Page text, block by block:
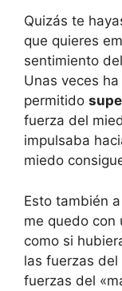
Quizás te
que quieres
sentimiento del
Unas veces
permitido
fuerza del
impulsaba
miedo
Esto también
me quedo con
como si
las fuerzas
fuerzas del